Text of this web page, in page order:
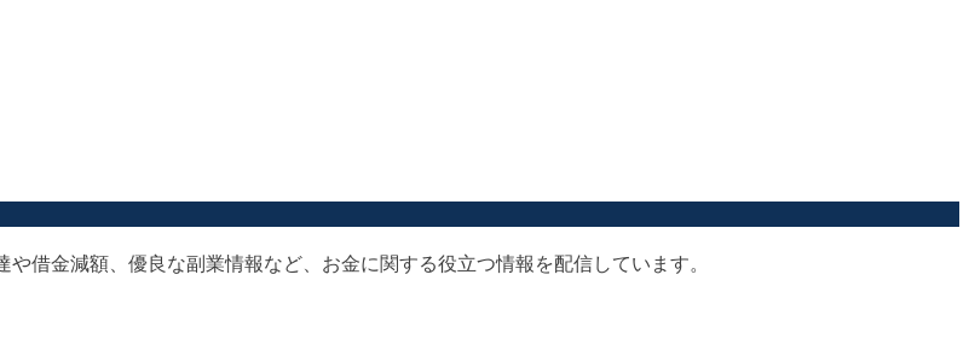
借金減額、優良な副業情報など、お金に関する役立つ情報を配信しています。